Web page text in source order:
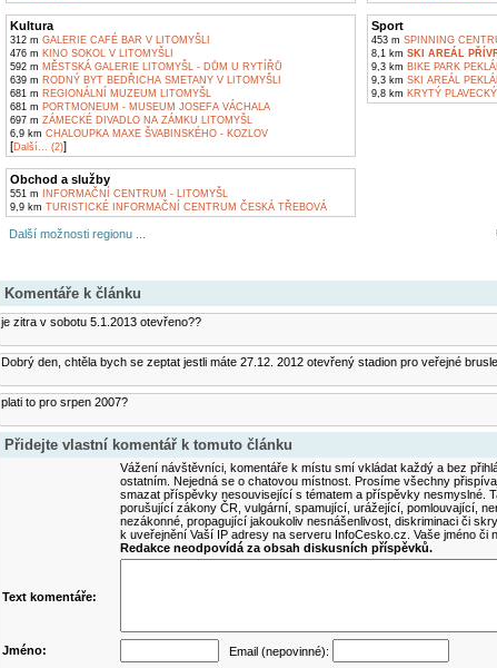
Kultura
312 m GALERIE CAFÉ BAR V LITOMYŠLI
476 m KINO SOKOL V LITOMYŠLI
592 m MĚSTSKÁ GALERIE LITOMYŠL - DŮM U RYTÍŘŮ
639 m RODNÝ BYT BEDŘICHA SMETANY V LITOMYŠLI
681 m REGIONÁLNÍ MUZEUM LITOMYŠL
681 m PORTMONEUM - MUSEUM JOSEFA VÁCHALA
697 m ZÁMECKÉ DIVADLO NA ZÁMKU LITOMYŠL
6,9 km CHALOUPKA MAXE ŠVABINSKÉHO - KOZLOV
[Další... (2)]
Sport
453 m SPINNING
8,1 km SKI AREÁL
9,3 km BIKE PARK
9,3 km SKI AREÁL
9,8 km KRYTÝ
Obchod a služby
551 m INFORMAČNÍ CENTRUM - LITOMYŠL
9,9 km TURISTICKÉ INFORMAČNÍ CENTRUM ČESKÁ TŘEBOVÁ
Další možnosti regionu ...
Komentáře k článku
je zitra v sobotu 5.1.2013 otevřeno??
Dobrý den, chtěla bych se zeptat jestli máte 27.12. 2012 otevřený stadion pro veřejné
plati to pro srpen 2007?
Přidejte vlastní komentář k tomuto článku
Vážení návštěvníci, komentáře k místu smí vkládat každý a bez
ostatním. Nejedná se o chatovou místnost. Prosíme všechny
smazat příspěvky nesouvisející s tématem a příspěvky nesmyslné.
porušující zákony ČR, vulgární, spamující, urážející, pomlouvající,
nezákonné, propagující jakoukoliv nesnášenlivost, diskriminaci či
k uveřejnění Vaší IP adresy na serveru InfoCesko.cz. Vaše jméno či
Redakce neodpovídá za obsah diskusních příspěvků.
Text komentáře:
Jméno: Email (nepovinné):